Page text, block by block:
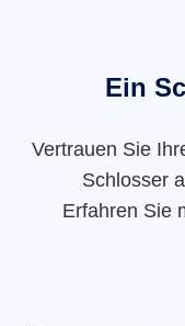
Ein
Vertrauen Sie
Schlosser
Erfahren Sie